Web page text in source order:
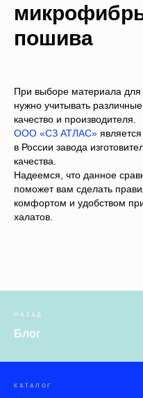
пошива
При выборе материала для
нужно учитывать
качество и производителя.
ООО «СЗ АТЛАС»
в России завода
качества.
Надеемся, что данное
поможет вам сделать
комфортом и удобством
халатов.
НАЗАД
Блог
КАТАЛОГ